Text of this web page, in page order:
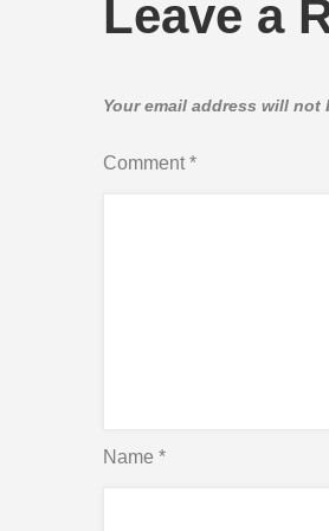
Leave a
Your email address will not
Comment *
Name *